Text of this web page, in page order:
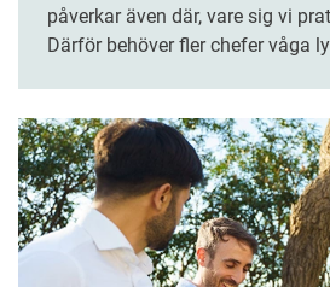
påverkar även där, vare sig vi
Därför behöver fler chefer våga